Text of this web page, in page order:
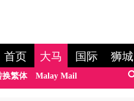
首页 大马 国际 狮城
换繁体 Malay Mail